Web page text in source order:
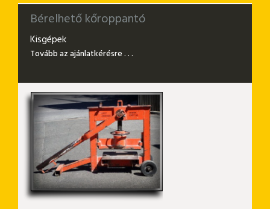
Bérelhető kőroppantó
Kisgépek
Tovább az ajánlatkérésre . . .